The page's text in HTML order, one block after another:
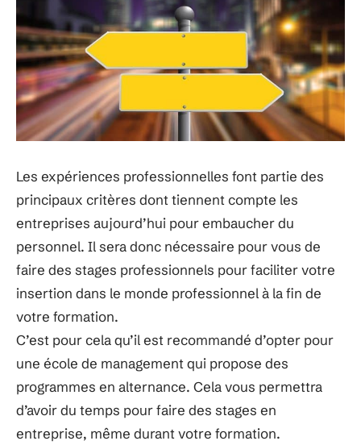
Les expériences professionnelles font partie des
principaux critères dont tiennent compte les
entreprises aujourd’hui pour embaucher du
personnel. Il sera donc nécessaire pour vous de
faire des stages professionnels pour faciliter votre
insertion dans le monde professionnel à la fin de
votre formation.
C’est pour cela qu’il est recommandé d’opter pour
une école de management qui propose des
programmes en alternance. Cela vous permettra
d’avoir du temps pour faire des stages en
entreprise, même durant votre formation.